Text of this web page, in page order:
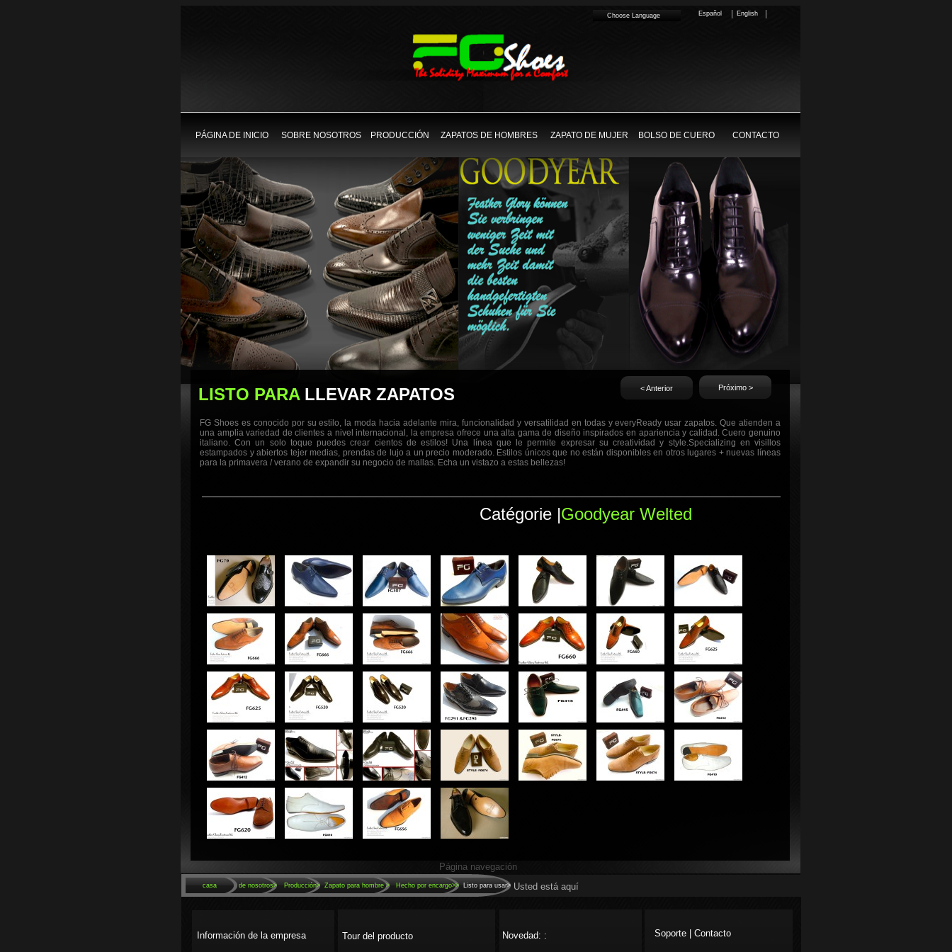
Catégorie |Goodyear Welted
English
Español
< Anterior Próximo >
LISTO PARALLEVAR ZAPATOS
FG Shoes es conocido por su estilo, la moda hacia adelante mira, funcionalidad y versatilidad en todas y everyReady usar zapatos. Que atienden a
una amplia variedad de clientes a nivel internacional, la empresa ofrece una alta gama de diseño inspirados en apariencia y calidad. Cuero genuino
italiano. Con un solo toque puedes crear cientos de estilos! Una línea que le permite expresar su creatividad y style.Specializing en visillos
estampados y abiertos tejer medias, prendas de lujo a un precio moderado. Estilos únicos que no están disponibles en otros lugares + nuevas líneas
para la primavera / verano de expandir su negocio de mallas. Echa un vistazo a estas bellezas!
Choose Language
Listo para usar>
Hecho por encargo>>
Zapato para hombre >
Producción>
Acerca de nosotros>
casa
PÁGINA DE INICIO SOBRE NOSOTROS PRODUCCIÓN ZAPATOS DE HOMBRES ZAPATO DE MUJER BOLSO DE CUERO CONTACTO
Página navegación
Usted está aquí
Información de la empresa Tour del producto Novedad: : Soporte | Contacto